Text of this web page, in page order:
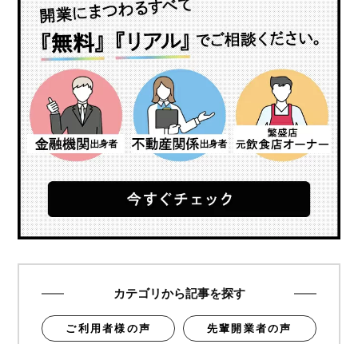
カテゴリから記事を探す
ご利用者様の声 先輩開業者の声